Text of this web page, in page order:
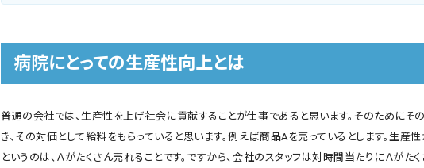
病院にとっての生産性向上とは
普通の会社では、生産性を上げ社会に貢献することが仕事であると思います。そのためにそ
き、その対価として給料をもらっていると思います。例えば商品Aを売っているとします。生産
というのは、Ａがたくさん売れることです。ですから、会社のスタッフは対時間当たりにＡがた